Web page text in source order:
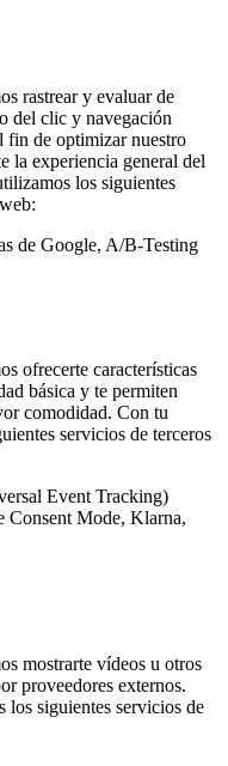
rastrear y evaluar de
del clic y navegación
fin de optimizar nuestro
la experiencia general del
los siguientes
de Google, A/B-Testing
ofrecerte características
básica y te permiten
comodidad. Con tu
servicios de terceros
Event Tracking)
Consent Mode, Klarna,
mostrarte vídeos u otros
proveedores externos.
los siguientes servicios de